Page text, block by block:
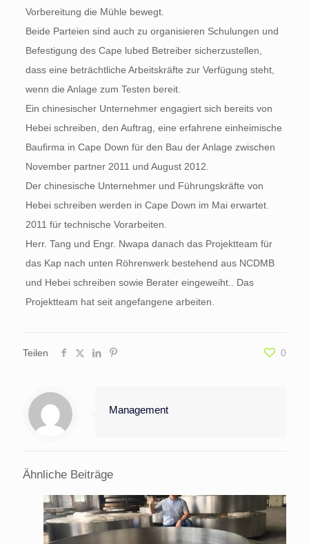
Vorbereitung die Mühle bewegt.
Beide Parteien sind auch zu organisieren Schulungen und
Befestigung des Cape lubed Betreiber sicherzustellen,
dass eine beträchtliche Arbeitskräfte zur Verfügung steht,
wenn die Anlage zum Testen bereit.
Ein chinesischer Unternehmer engagiert sich bereits von
Hebei schreiben, den Auftrag, eine erfahrene einheimische
Baufirma in Cape Down für den Bau der Anlage zwischen
November partner 2011 und August 2012.
Der chinesische Unternehmer und Führungskräfte von
Hebei schreiben werden in Cape Down im Mai erwartet.
2011 für technische Vorarbeiten.
Herr. Tang und Engr. Nwapa danach das Projektteam für
das Kap nach unten Röhrenwerk bestehend aus NCDMB
und Hebei schreiben sowie Berater eingeweiht.. Das
Projektteam hat seit angefangene arbeiten.
Teilen 0
Management
Ähnliche Beiträge